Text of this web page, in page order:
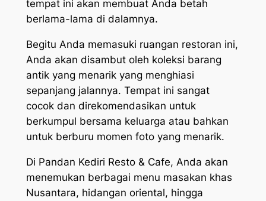
tempat ini akan membuat Anda betah
berlama-lama di dalamnya.
Begitu Anda memasuki ruangan restoran ini,
Anda akan disambut oleh koleksi barang
antik yang menarik yang menghiasi
sepanjang jalannya. Tempat ini sangat
cocok dan direkomendasikan untuk
berkumpul bersama keluarga atau bahkan
untuk berburu momen foto yang menarik.
Di Pandan Kediri Resto & Cafe, Anda akan
menemukan berbagai menu masakan khas
Nusantara, hidangan oriental, hingga